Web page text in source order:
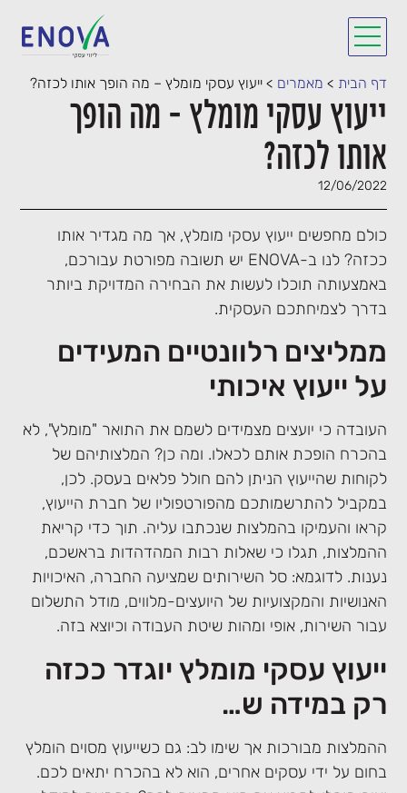
דף הבית > מאמרים >ייעוץ עסקי מומלץ – מה הופך אותו לכזה?
ייעוץ עסקי מומלץ – מה הופך
אותו לכזה?
12/06/2022
כולם מחפשים ייעוץ עסקי מומלץ, אך מה מגדיר אותו
ככזה? לנו ב-ENOVA יש תשובה מפורטת עבורכם,
באמצעותה תוכלו לעשות את הבחירה המדויקת ביותר
בדרך לצמיחתכם העסקית.
ממליצים רלוונטיים המעידים
על ייעוץ איכותי
העובדה כי יועצים מצמידים לשמם את התואר "מומלץ", לא
בהכרח הופכת אותם לכאלו. ומה כן? המלצותיהם של
לקוחות שהייעוץ הניתן להם חולל פלאים בעסק. לכן,
במקביל להתרשמותכם מהפורטפוליו של חברת הייעוץ,
קראו והעמיקו בהמלצות שנכתבו עליה. תוך כדי קריאת
ההמלצות, תגלו כי שאלות רבות המהדהדות בראשכם,
נענות. לדוגמא: סל השירותים שמציעה החברה, האיכויות
האנושיות והמקצועיות של היועצים-מלווים, מודל התשלום
עבור השירות, אופי ומהות שיטת העבודה וכיוצא בזה.
ייעוץ עסקי מומלץ יוגדר ככזה
רק במידה ש…
ההמלצות מבורכות אך שימו לב: גם כשייעוץ מסוים הומלץ
בחום על ידי עסקים אחרים, הוא לא בהכרח יתאים לכם.